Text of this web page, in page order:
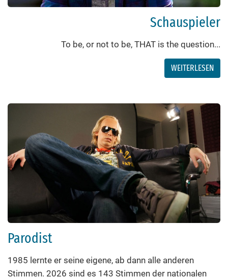
Schauspieler
To be, or not to be, THAT is the question...
WEITERLESEN
Parodist
1985 lernte er seine eigene, ab dann alle anderen
Stimmen. 2026 sind es 143 Stimmen der nationalen